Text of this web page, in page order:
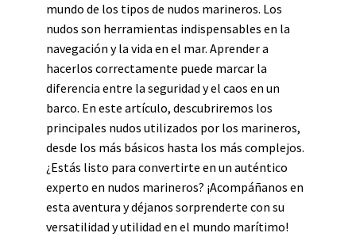
mundo de los tipos de nudos marineros. Los
nudos son herramientas indispensables en la
navegación y la vida en el mar. Aprender a
hacerlos correctamente puede marcar la
diferencia entre la seguridad y el caos en un
barco. En este artículo, descubriremos los
principales nudos utilizados por los marineros,
desde los más básicos hasta los más complejos.
¿Estás listo para convertirte en un auténtico
experto en nudos marineros? ¡Acompáñanos en
esta aventura y déjanos sorprenderte con su
versatilidad y utilidad en el mundo marítimo!